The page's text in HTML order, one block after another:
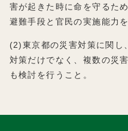
害が起きた時に命を守るた
避難手段と官民の実施能力
(2)東京都の災害対策に関し
対策だけでなく、複数の災
も検討を行うこと。